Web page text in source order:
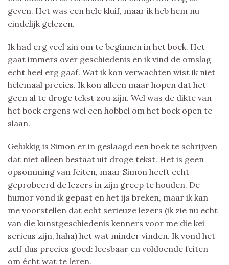
geven. Het was een hele kluif, maar ik heb hem nu
eindelijk gelezen.
Ik had erg veel zin om te beginnen in het boek. Het
gaat immers over geschiedenis en ik vind de omslag
echt heel erg gaaf. Wat ik kon verwachten wist ik niet
helemaal precies. Ik kon alleen maar hopen dat het
geen al te droge tekst zou zijn. Wel was de dikte van
het boek ergens wel een hobbel om het boek open te
slaan.
Gelukkig is Simon er in geslaagd een boek te schrijven
dat niet alleen bestaat uit droge tekst. Het is geen
opsomming van feiten, maar Simon heeft echt
geprobeerd de lezers in zijn greep te houden. De
humor vond ik gepast en het ijs breken, maar ik kan
me voorstellen dat echt serieuze lezers (ik zie nu echt
van die kunstgeschiedenis kenners voor me die kei
serieus zijn, haha) het wat minder vinden. Ik vond het
zelf dus precies goed: leesbaar en voldoende feiten
om écht wat te leren.